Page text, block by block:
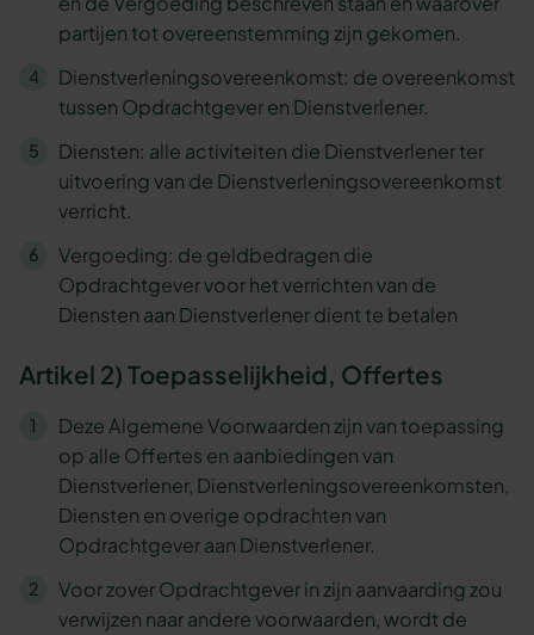
partijen tot overeenstemming zijn gekomen.
Dienstverleningsovereenkomst: de overeenkomst
tussen Opdrachtgever en Dienstverlener.
Diensten: alle activiteiten die Dienstverlener ter
uitvoering van de Dienstverleningsovereenkomst
verricht.
Vergoeding: de geldbedragen die
Opdrachtgever voor het verrichten van de
Diensten aan Dienstverlener dient te betalen
Artikel 2) Toepasselijkheid, Offertes
Deze Algemene Voorwaarden zijn van toepassing
op alle Offertes en aanbiedingen van
Dienstverlener, Dienstverleningsovereenkomsten,
Diensten en overige opdrachten van
Opdrachtgever aan Dienstverlener.
Voor zover Opdrachtgever in zijn aanvaarding zou
verwijzen naar andere voorwaarden, wordt de